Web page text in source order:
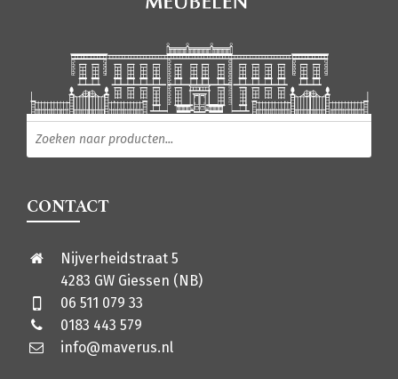
Producten zoeken
CONTACT
Nijverheidstraat 5
4283 GW Giessen (NB)
06 511 079 33
0183 443 579
info@maverus.nl